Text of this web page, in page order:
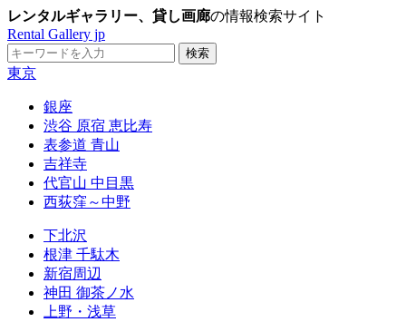
レンタルギャラリー、貸し画廊の情報検索サイト
Rental Gallery jp
東京
銀座
渋谷 原宿 恵比寿
表参道 青山
吉祥寺
代官山 中目黒
西荻窪～中野
下北沢
根津 千駄木
新宿周辺
神田 御茶ノ水
上野・浅草